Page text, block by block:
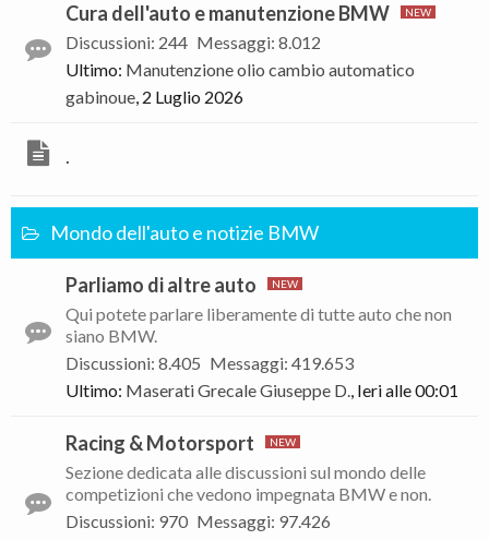
Cura dell'auto e manutenzione BMW
Discussioni: 244 Messaggi: 8.012
Ultimo: Manutenzione olio cambio automatico
gabinoue, 2 Luglio 2026
.
Mondo dell'auto e notizie BMW
Parliamo di altre auto
Qui potete parlare liberamente di tutte auto che non
siano BMW.
Discussioni: 8.405 Messaggi: 419.653
Ultimo: Maserati GrecaleGiuseppe D., Ieri alle 00:01
Racing & Motorsport
Sezione dedicata alle discussioni sul mondo delle
competizioni che vedono impegnata BMW e non.
Discussioni: 970 Messaggi: 97.426